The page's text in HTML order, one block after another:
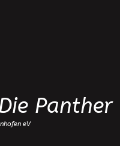
Panther
eV